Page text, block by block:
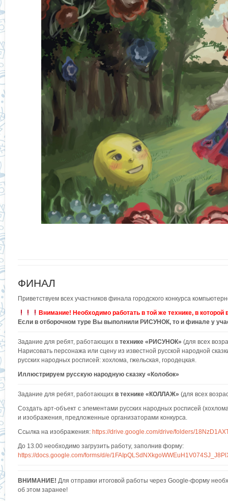
ФИНАЛ
Приветствуем всех участников финала городского конкурса
Внимание! Необходимо работать в той же технике, в которой
Если в отборочном туре Вы выполнили РИСУНОК, то и финале у
Задание для ребят, работающих в технике «РИСУНОК» (для всех
Нарисовать персонажа или сцену из известной русской народной
русских народных росписей: хохлома, гжельская, городецкая.
Иллюстрируем русскую народную сказку «Колобок»
Задание для ребят, работающих в технике «КОЛЛАЖ» (для всех
Создать арт-объект с элементами русских народных росписей
и изображения, предложенные организаторами конкурса.
Ссылка на изображения: https://drive.google.com/drive/folders/
До 13.00 необходимо загрузить работу, заполнив форму:
https://docs.google.com/forms/d/e/
ВНИМАНИЕ! Для отправки итоговой работы через Google-форму
об этом заранее!